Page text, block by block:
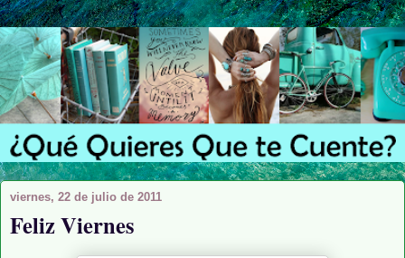
viernes, 22 de julio de 2011
Feliz Viernes